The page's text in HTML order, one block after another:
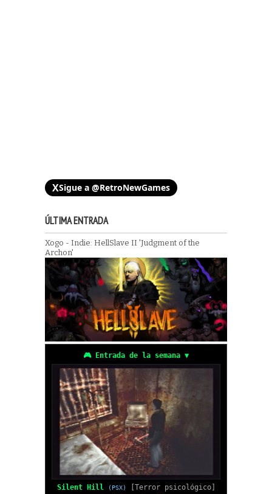
XSigue a @RetroNewGames
ÚLTIMA ENTRADA
Xogo - Indie: HellSlave II 'Judgment of the
Archon'
🎮 Entrada de la semana ▼
Silent Hill (PSX)
[Terror psicológico]